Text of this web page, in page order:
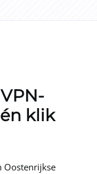
klik
Oostenrijkse